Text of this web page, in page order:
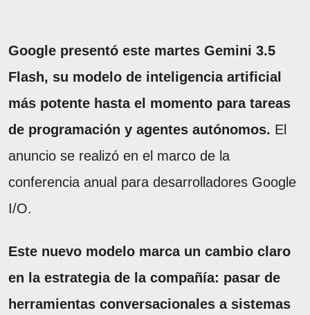
Google presentó este martes Gemini 3.5
Flash, su modelo de inteligencia artificial
más potente hasta el momento para tareas
de programación y agentes autónomos. El
anuncio se realizó en el marco de la
conferencia anual para desarrolladores Google
I/O.
Este nuevo modelo marca un cambio claro
en la estrategia de la compañía: pasar de
herramientas conversacionales a sistemas